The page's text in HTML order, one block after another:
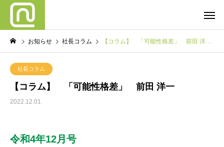
お知らせ 社長コラム 【コラム】 「可能性格差」 前田 洋一
社長コラム
【コラム】 「可能性格差」 前田 洋一
2022.12.01
令和4年12月号